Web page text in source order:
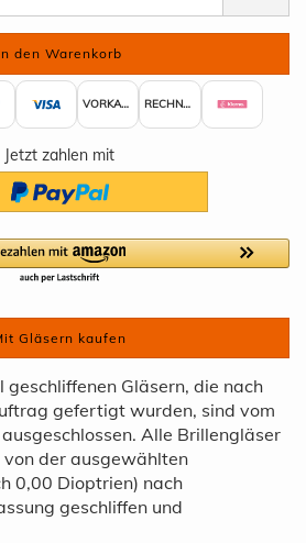
VORKASSE RECHNUNG
Jetzt zahlen mit
Gläsern kaufen
Gläsern, die nach
gefertigt wurden, sind vom
Alle Brillengläser
der ausgewählten
0,00 Dioptrien) nach
geschliffen und